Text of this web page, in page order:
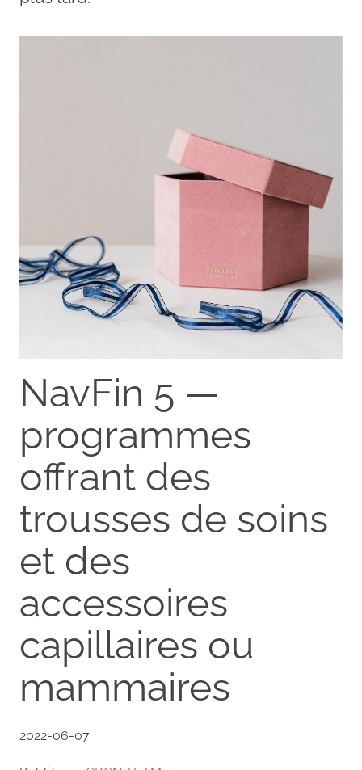
NavFin 5 —
programmes
offrant des
trousses de soins
et des
accessoires
capillaires ou
mammaires
2022-06-07